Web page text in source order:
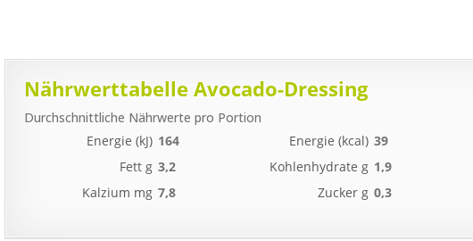
Nährwerttabelle Avocado-Dressing
Durchschnittliche Nährwerte pro Portion
Energie (kJ) 164
Fett g 3,2
Kalzium mg 7,8
Energie (kcal) 39
Kohlenhydrate g 1,9
Zucker g 0,3